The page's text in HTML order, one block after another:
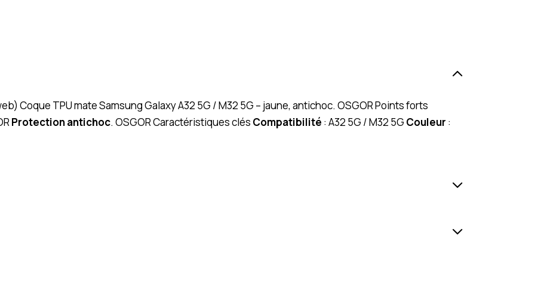
Coque TPU mate Samsung Galaxy A32 5G / M32 5G – jaune, antichoc. OSGOR Points forts
Protection antichoc. OSGOR Caractéristiques clés Compatibilité : A32 5G / M32 5G Couleur :